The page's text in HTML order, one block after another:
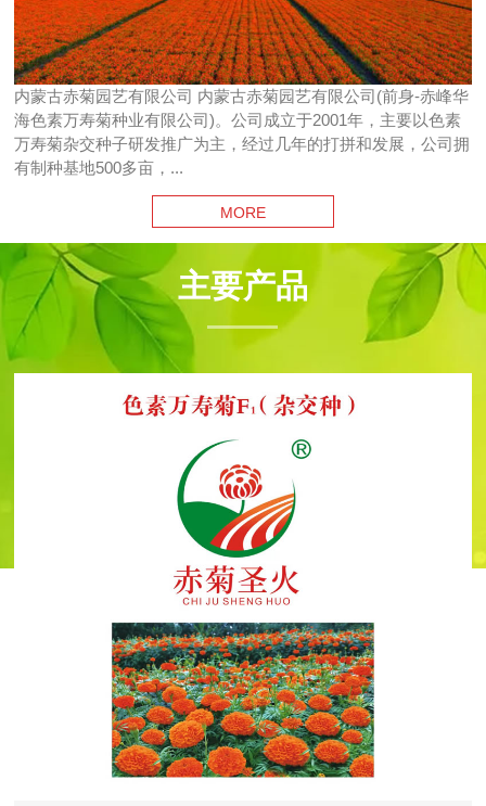
内蒙古赤菊园艺有限公司 内蒙古赤菊园艺有限公司(前身-赤峰华
海色素万寿菊种业有限公司)。公司成立于2001年，主要以色素
万寿菊杂交种子研发推广为主，经过几年的打拼和发展，公司拥
有制种基地500多亩，...
MORE
主要产品